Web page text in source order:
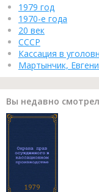
1979 год
1970-е года
20 век
СССР
Кассация в
Мартынчик,
Вы недавно